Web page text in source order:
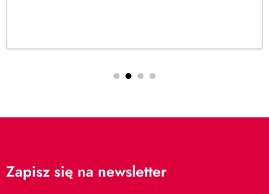
Zapisz się na newsletter